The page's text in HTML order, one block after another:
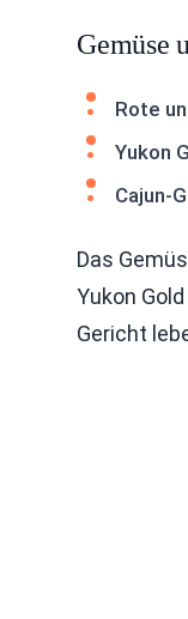
Gemüse
Rote
Yukon
Cajun-
Das
Yukon
Gericht